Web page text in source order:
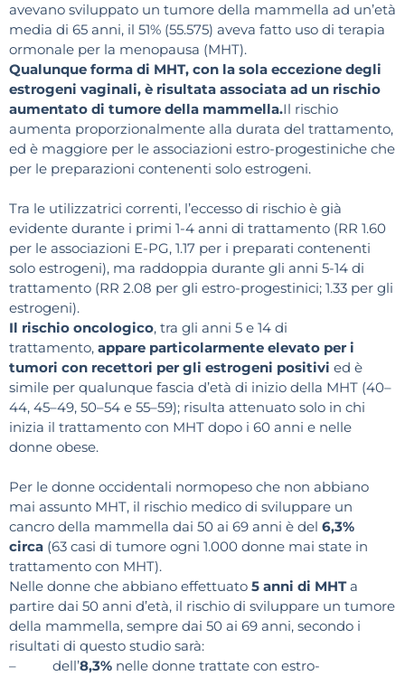
avevano sviluppato un tumore della mammella ad un’età
media di 65 anni, il 51% (55.575) aveva fatto uso di terapia
ormonale per la menopausa (MHT).
Qualunque forma di MHT, con la sola eccezione degli
estrogeni vaginali, è risultata associata ad un rischio
aumentato di tumore della mammella.Il rischio
aumenta proporzionalmente alla durata del trattamento,
ed è maggiore per le associazioni estro-progestiniche che
per le preparazioni contenenti solo estrogeni.
Tra le utilizzatrici correnti, l’eccesso di rischio è già
evidente durante i primi 1-4 anni di trattamento (RR 1.60
per le associazioni E-PG, 1.17 per i preparati contenenti
solo estrogeni), ma raddoppia durante gli anni 5-14 di
trattamento (RR 2.08 per gli estro-progestinici; 1.33 per gli
estrogeni).
Il rischio oncologico, tra gli anni 5 e 14 di
trattamento, appare particolarmente elevato per i
tumori con recettori per gli estrogeni positivi ed è
simile per qualunque fascia d’età di inizio della MHT (40–
44, 45–49, 50–54 e 55–59); risulta attenuato solo in chi
inizia il trattamento con MHT dopo i 60 anni e nelle
donne obese.
Per le donne occidentali normopeso che non abbiano
mai assunto MHT, il rischio medico di sviluppare un
cancro della mammella dai 50 ai 69 anni è del 6,3%
circa (63 casi di tumore ogni 1.000 donne mai state in
trattamento con MHT).
Nelle donne che abbiano effettuato 5 anni di MHTa
partire dai 50 anni d’età, il rischio di sviluppare un tumore
della mammella, sempre dai 50 ai 69 anni, secondo i
risultati di questo studio sarà:
– dell’8,3% nelle donne trattate con estro-